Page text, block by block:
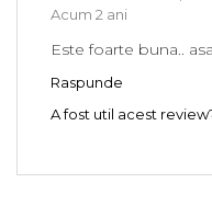
Acum 2 ani
Este foarte buna..
Raspunde
A fost util acest